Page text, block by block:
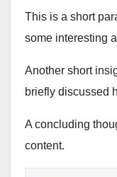
This is a short
some interesting
Another short
briefly discussed
A concluding
content.